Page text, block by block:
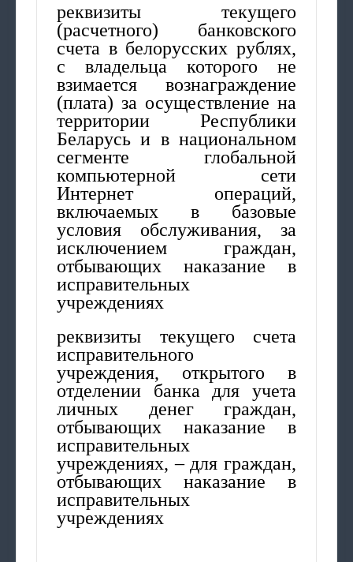
реквизиты текущего
(расчетного) банковского
счета в белорусских рублях,
с владельца которого не
взимается вознаграждение
(плата) за осуществление на
территории Республики
Беларусь и в национальном
сегменте глобальной
компьютерной сети
Интернет операций,
включаемых в базовые
условия обслуживания, за
исключением граждан,
отбывающих наказание в
исправительных
учреждениях
реквизиты текущего счета
исправительного
учреждения, открытого в
отделении банка для учета
личных денег граждан,
отбывающих наказание в
исправительных
учреждениях, – для граждан,
отбывающих наказание в
исправительных
учреждениях